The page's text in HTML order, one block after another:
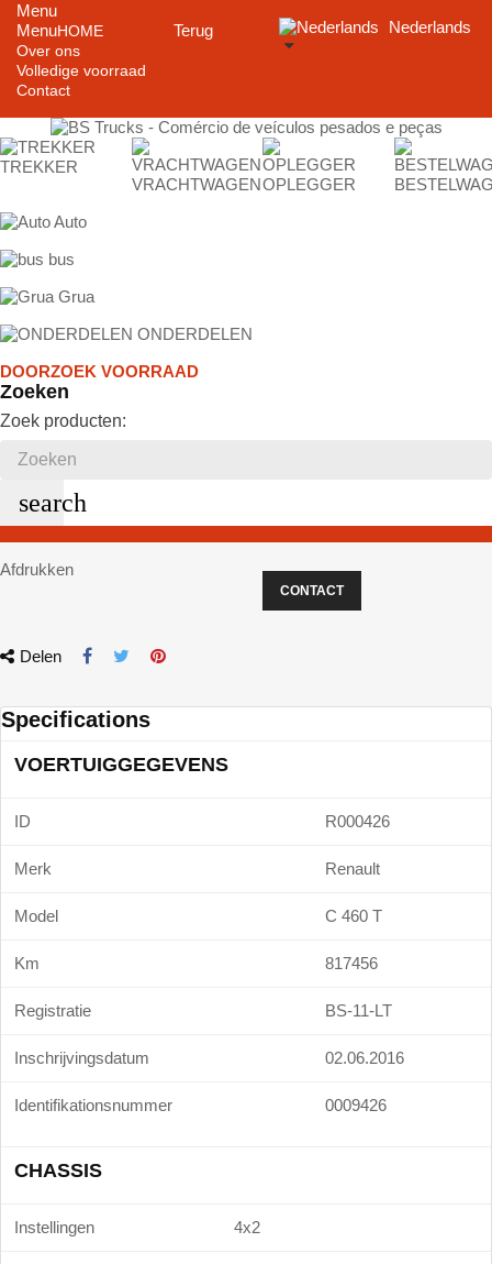
Menu
Menu
Terug
HOME
Over ons
Volledige voorraad
Contact
Nederlands
TREKKER
VRACHTWAGENOPLEGGER
Auto
bus
Grua
ONDERDELEN
DOORZOEK VOORRAAD
Zoeken
Zoek producten:
search
Afdrukken
CONTACT
Delen
Specifications
VOERTUIGGEGEVENS
ID R000426
Merk Renault
Model C 460 T
Km 817456
Registratie BS-11-LT
Inschrijvingsdatum 02.06.2016
Identifikationsnummer 0009426
CHASSIS
Instellingen 4x2